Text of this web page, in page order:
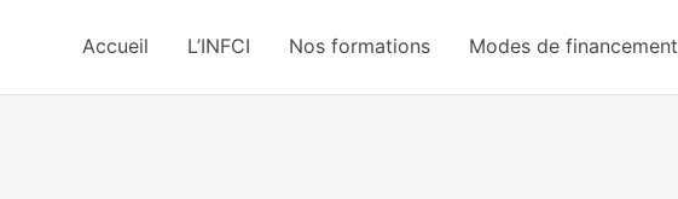
Accueil L’INFCI Nos formations Modes de financement